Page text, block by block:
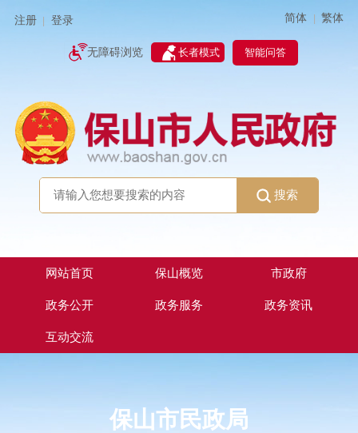
注册 登录 简体 | 繁体
无障碍浏览 长者模式 智能问答
搜索
网站首页 保山概览 市政府
政务公开 政务服务 政务资讯
互动交流
保山市民政局